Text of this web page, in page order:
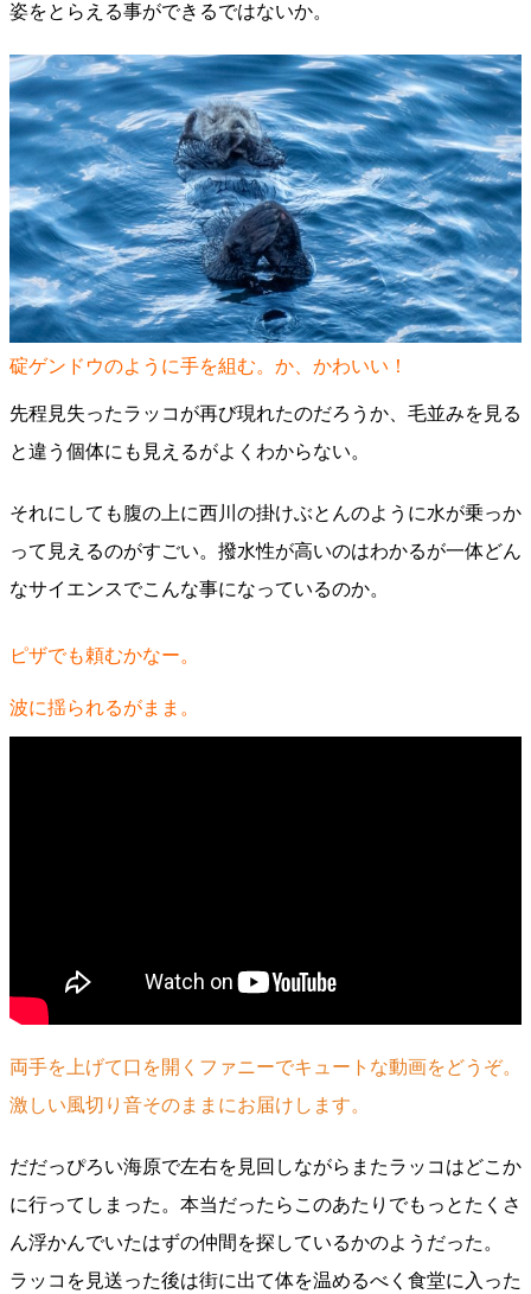
姿をとらえる事ができるではないか。
碇ゲンドウのように手を組む。か、かわいい！
先程見失ったラッコが再び現れたのだろうか、毛並みを見る
と違う個体にも見えるがよくわからない。
それにしても腹の上に西川の掛けぶとんのように水が乗っか
って見えるのがすごい。撥水性が高いのはわかるが一体どん
なサイエンスでこんな事になっているのか。
ピザでも頼むかなー。
波に揺られるがまま。
両手を上げて口を開くファニーでキュートな動画をどうぞ。
激しい風切り音そのままにお届けします。
だだっぴろい海原で左右を見回しながらまたラッコはどこか
に行ってしまった。本当だったらこのあたりでもっとたくさ
ん浮かんでいたはずの仲間を探しているかのようだった。
ラッコを見送った後は街に出て体を温めるべく食堂に入った